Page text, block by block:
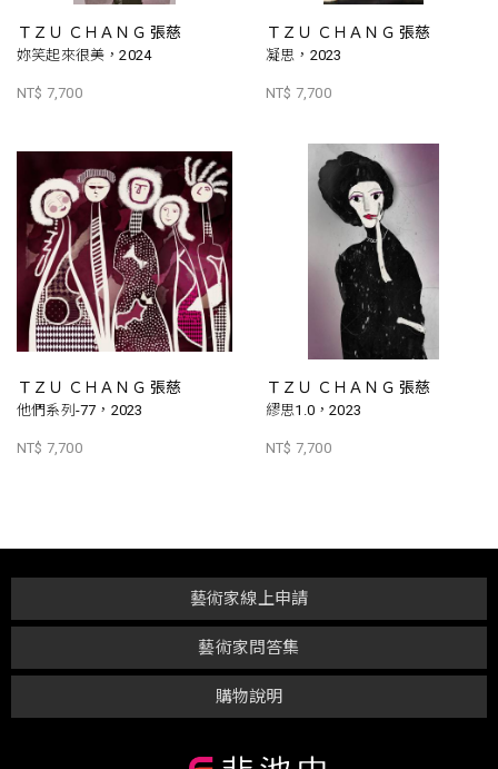
ＴＺＵ ＣＨＡＮＧ 張慈
妳笑起來很美，2024
NT$ 7,700
ＴＺＵ ＣＨＡＮＧ 張慈
凝思，2023
NT$ 7,700
ＴＺＵ ＣＨＡＮＧ 張慈
他們系列-77，2023
NT$ 7,700
ＴＺＵ ＣＨＡＮＧ 張慈
繆思1.0，2023
NT$ 7,700
購物說明
藝術家問答集
藝術家線上申請